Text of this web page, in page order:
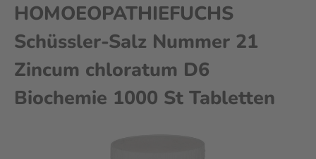
HOMOEOPATHIEFUCHS
Schüssler-Salz Nummer 21
Zincum chloratum D6
Biochemie 1000 St Tabletten